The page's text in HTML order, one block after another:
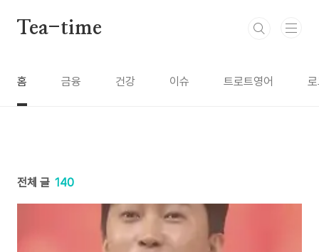
Tea-time
홈 금융 건강 이슈 트로트영어
전체 글 140